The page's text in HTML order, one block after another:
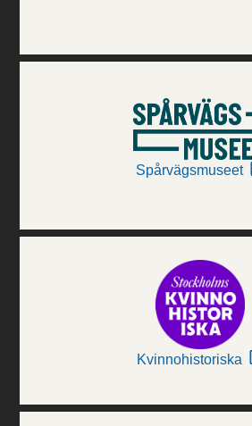
Spårvägsmuseet
Kvinnohistoriska